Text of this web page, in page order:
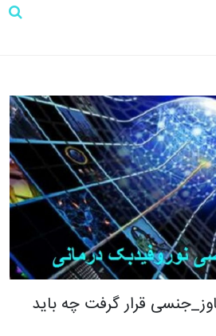
قرار گرفت چه باید